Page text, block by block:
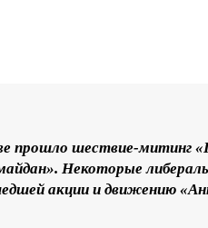
прошло шествие-митинг
Некоторые
акции и движению